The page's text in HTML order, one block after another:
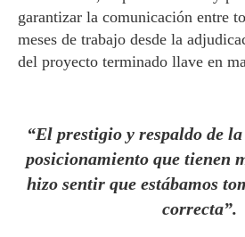
garantizar la comunicación entre
meses de trabajo desde la
del proyecto terminado llave en
“El prestigio y respaldo de
posicionamiento que tienen
hizo sentir que estábamos
correcta”.